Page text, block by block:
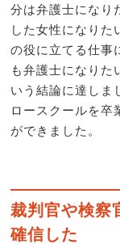
分は弁護士になり
した女性になりた
の役に立てる仕事
も弁護士になりた
いう結論に達しま
ロースクールを卒
ができました。
裁判官や検察
確信した